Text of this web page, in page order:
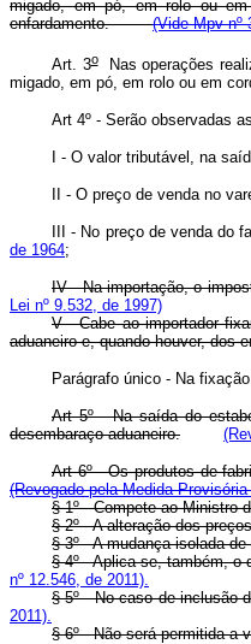
migado, em pó, em rolo ou em
enfardamento.(Vide Mpv nº
Art. 3oNas operações
migado, em pó, em rolo ou em
Art 4º - Serão observadas
I - O valor tributável, na
II - O preço de venda no
III - No preço de venda do
de 1964;
IV - Na importação, o
Lei nº 9.532, de 1997)
V - Cabe ao importador
aduaneiro e, quando houver, dos
Parágrafo único - Na
Art 5º - Na saída do
desembaraço aduaneiro.
Art 6º - Os produtos de
(Revogado pela Medida Provisória
§ 1º - Compete ao Ministro
§ 2º - A alteração dos
§ 3º - A mudança isolada
§ 4º - Aplica-se, também, o
nº 12.546, de 2011).
§ 5º - No caso de inclusão
2011).
§ 6º - Não será permitida a